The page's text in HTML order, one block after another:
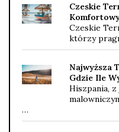
Czeskie
Czeskie
którzy
Najwyższa
Gdzie Ile
Hiszpania,
…